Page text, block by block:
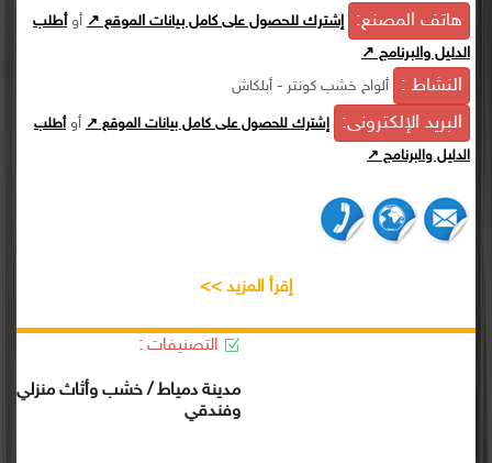
هاتف المصنع: إشترك للحصول على كامل بيانات الموقع ↗ أوأطلب
الدليل والبرنامج ↗
النشاط : ألواح خشب كونتر - أبلكاش
البريد الإلكترونى: إشترك للحصول على كامل بيانات الموقع ↗ أوأطلب
الدليل والبرنامج ↗
إقرأ المزيد >>
التصنيفات :
مدينة دمياط / خشب وأثاث منزلي
وفندقي